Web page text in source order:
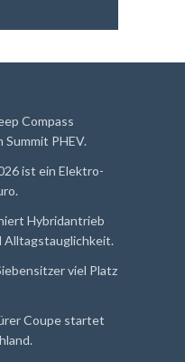
Compass
PHEV.
ist ein Elektro-
Hybridantrieb
Alltagstauglichkeit.
viel Platz
Coupe startet